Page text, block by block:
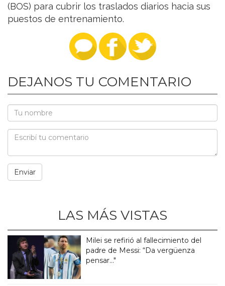
(BOS) para cubrir los traslados diarios hacia sus
puestos de entrenamiento.
DEJANOS TU COMENTARIO
LAS MÁS VISTAS
Milei se refirió al fallecimiento del
padre de Messi: “Da vergüenza
pensar..."